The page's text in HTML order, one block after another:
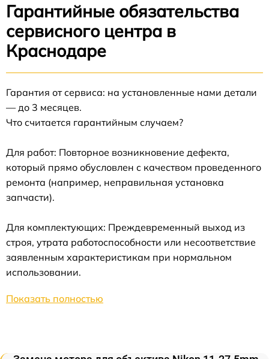
Гарантийные обязательства
сервисного центра в
Краснодаре
Гарантия от сервиса: на установленные нами детали
— до 3 месяцев.
Что считается гарантийным случаем?
Для работ: Повторное возникновение дефекта,
который прямо обусловлен с качеством проведенного
ремонта (например, неправильная установка
запчасти).
Для комплектующих: Преждевременный выход из
строя, утрата работоспособности или несоответствие
заявленным характеристикам при нормальном
использовании.
Показать полностью